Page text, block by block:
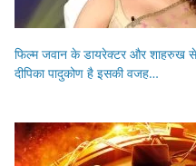
फिल्म जवान के डायरेक्टर और शाहरुख से
दीपिका पादुकोण है इसकी वजह…